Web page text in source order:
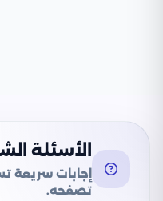
الأسئلة
إجابات سريعة
تصفحه.